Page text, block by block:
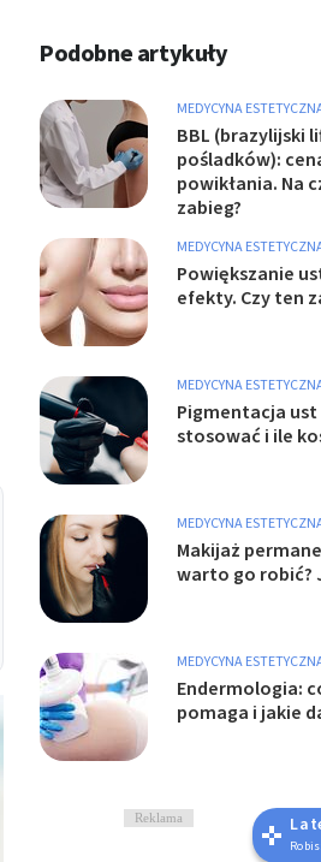
Podobne artykuły
MEDYCYNA
BBL (brazylijski
pośladków):
powikłania. Na
zabieg?
MEDYCYNA
Powiększanie
efekty. Czy ten
MEDYCYNA
Pigmentacja ust
stosować i ile
MEDYCYNA
Makijaż
warto go robić?
MEDYCYNA
Endermologia:
pomaga i jakie
Reklama